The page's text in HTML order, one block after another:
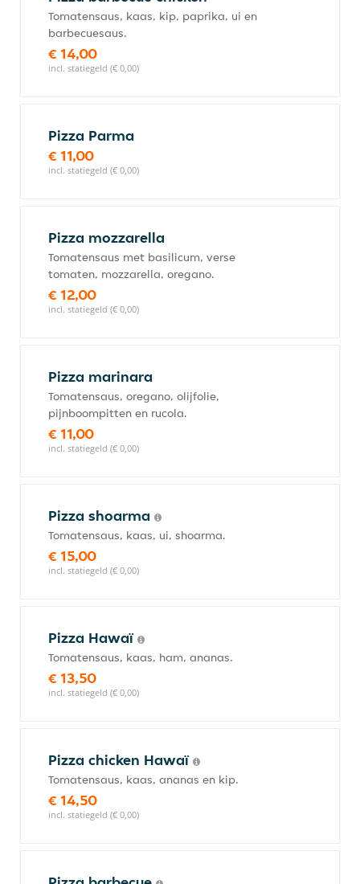
Tomatensaus, kaas, kip, paprika, ui en
barbecuesaus.
€ 14,00
incl. statiegeld (€ 0,00)
Pizza Parma
€ 11,00
incl. statiegeld (€ 0,00)
Pizza mozzarella
Tomatensaus met basilicum, verse
tomaten, mozzarella, oregano.
€ 12,00
incl. statiegeld (€ 0,00)
Pizza marinara
Tomatensaus, oregano, olijfolie,
pijnboompitten en rucola.
€ 11,00
incl. statiegeld (€ 0,00)
Pizza shoarma
Tomatensaus, kaas, ui, shoarma.
€ 15,00
incl. statiegeld (€ 0,00)
Pizza Hawaï
Tomatensaus, kaas, ham, ananas.
€ 13,50
incl. statiegeld (€ 0,00)
Pizza chicken Hawaï
Tomatensaus, kaas, ananas en kip.
€ 14,50
incl. statiegeld (€ 0,00)